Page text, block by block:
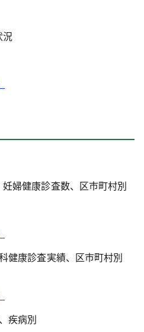
婦健康診査数、区市町村別
康診査実績、区市町村別
疾病別